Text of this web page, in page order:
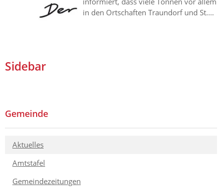
in den Ortschaften Traundorf und St.
Sidebar
Gemeinde
Aktuelles
Amtstafel
Gemeindezeitungen